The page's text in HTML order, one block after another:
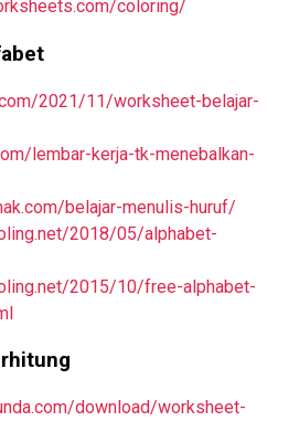
coloring/
2021/11/worksheet-belajar-
lembar-kerja-tk-menebalkan-
belajar-menulis-huruf/
2018/05/alphabet-
2015/10/free-alphabet-
download/worksheet-